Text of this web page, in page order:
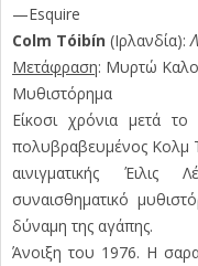
—Esquire
Colm Tóibín (Ιρλανδία):
Μετάφραση: Μυρτώ
Μυθιστόρημα
Είκοσι χρόνια μετά
πολυβραβευμένος Κολμ
αινιγματικής Έιλις
συναισθηματικό
δύναμη της αγάπης.
Άνοιξη του 1976. Η